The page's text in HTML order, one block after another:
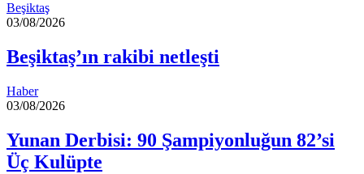
Beşiktaş
03/08/2026
Beşiktaş’ın rakibi netleşti
Haber
03/08/2026
Yunan Derbisi: 90 Şampiyonluğun 82’si
Üç Kulüpte